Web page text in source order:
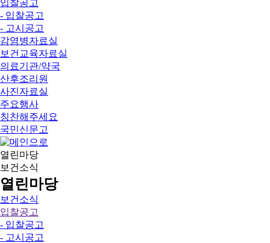
입찰공고
- 입찰공고
- 고시공고
감염병자료실
보건교육자료실
의료기관/약국
산후조리원
사진자료실
주요행사
칭찬해주세요
국민신문고
열린마당
보건소식
열린마당
보건소식
입찰공고
- 입찰공고
- 고시공고